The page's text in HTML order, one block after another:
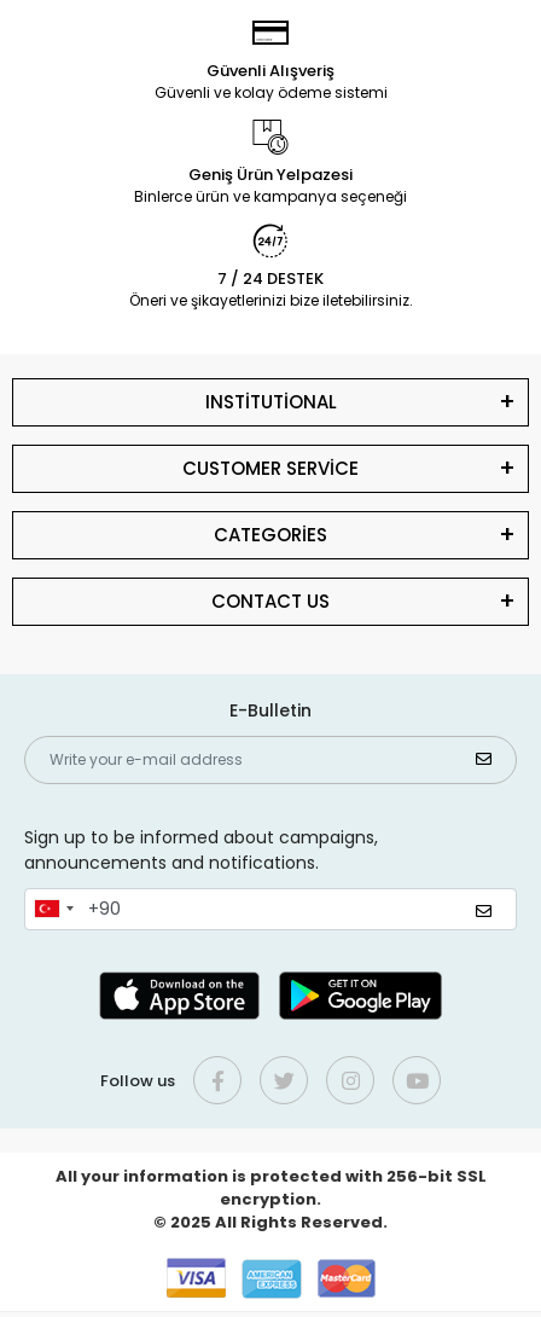
Güvenli Alışveriş
Güvenli ve kolay ödeme sistemi
Geniş Ürün Yelpazesi
Binlerce ürün ve kampanya seçeneği
7 / 24 DESTEK
Öneri ve şikayetlerinizi bize iletebilirsiniz.
INSTİTUTİONAL
CUSTOMER SERVİCE
CATEGORİES
CONTACT US
E-Bulletin
Sign up to be informed about campaigns,
announcements and notifications.
Follow us
All your information is protected with 256-bit SSL
encryption.
© 2025 All Rights Reserved.